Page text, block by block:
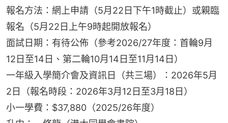
報名方法：網上申請（5月22日下午1時截止）或親臨
報名（5月22日上午9時起開放報名）
面試日期：有待公佈（參考2026/27年度：首輪9月
12日至14日、第二輪10月14日至11月14日）
一年級入學簡介會及資訊日（共三場）：2026年5月
2日（報名時段：2026年3月12日至3月18日）
小一學費：$37,880（2025/26年度）